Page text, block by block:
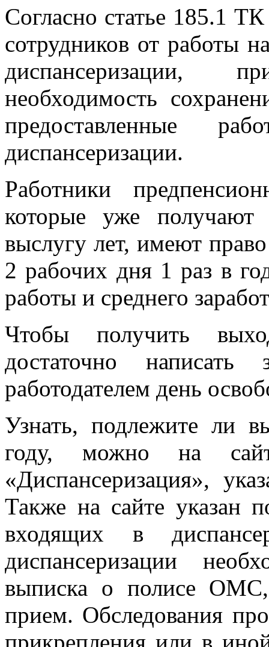
Согласно статье 185.1
сотрудников от работы
диспансеризации,
необходимость
предоставленные
диспансеризации.
Работники
которые уже
выслугу лет, имеют
2 рабочих дня 1 раз в
работы и среднего
Чтобы получить
достаточно написать
работодателем день
Узнать, подлежите ли
году, можно на
«Диспансеризация»,
Также на сайте указан
входящих в
диспансеризации
выписка о полисе
прием. Обследования